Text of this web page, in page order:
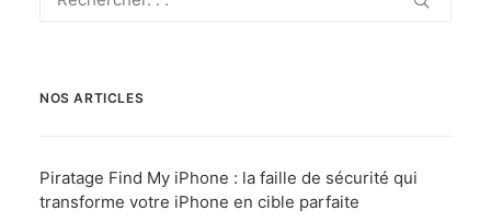
NOS ARTICLES
Piratage Find My iPhone : la faille de sécurité qui
transforme votre iPhone en cible parfaite